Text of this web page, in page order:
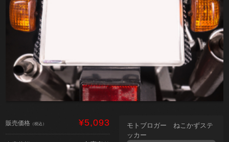
販売価格 （税込） ¥5,093
モトブロガー ねこかずステ
ッカー